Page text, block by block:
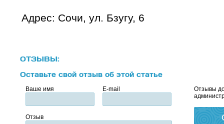
Адрес: Сочи, ул. Бзугу, 6
ОТЗЫВЫ:
Оставьте свой отзыв об этой статье
Ваше имя E-mail
Отзыв
Отзывы